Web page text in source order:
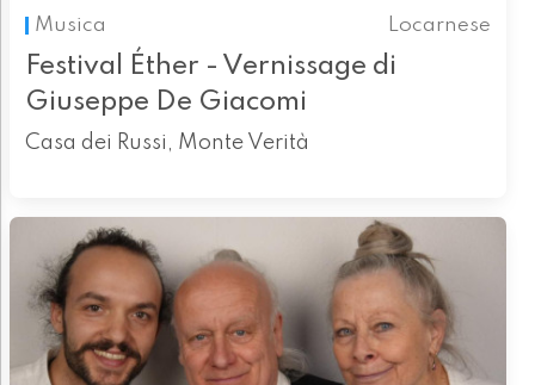
Musica
Locarnese
Festival Éther - Vernissage di
Giuseppe De Giacomi
Casa dei Russi, Monte Verità